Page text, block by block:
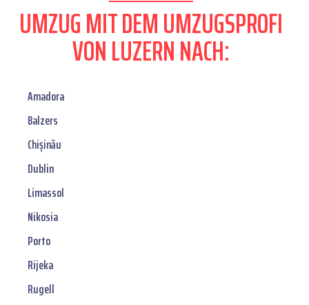
UMZUG MIT DEM UMZUGSPROFI
VON LUZERN NACH:
Amadora
Balzers
Chișinău
Dublin
Limassol
Nikosia
Porto
Rijeka
Rugell